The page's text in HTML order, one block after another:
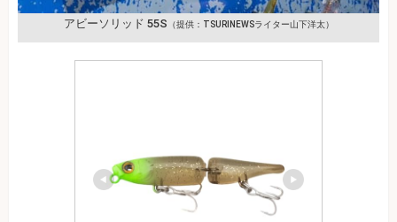
アビーソリッド 55S （提供：TSURINEWSライター山下洋太）